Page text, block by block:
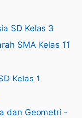
SD Kelas 3
SMA Kelas 11
Kelas 1
dan Geometri -